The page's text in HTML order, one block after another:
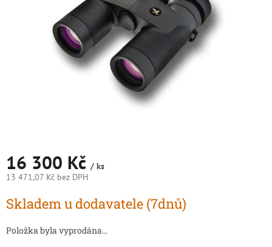
16 300 Kč / ks
13 471,07 Kč bez DPH
cena:
Skladem u dodavatele (7dnů)
Položka byla vyprodána…